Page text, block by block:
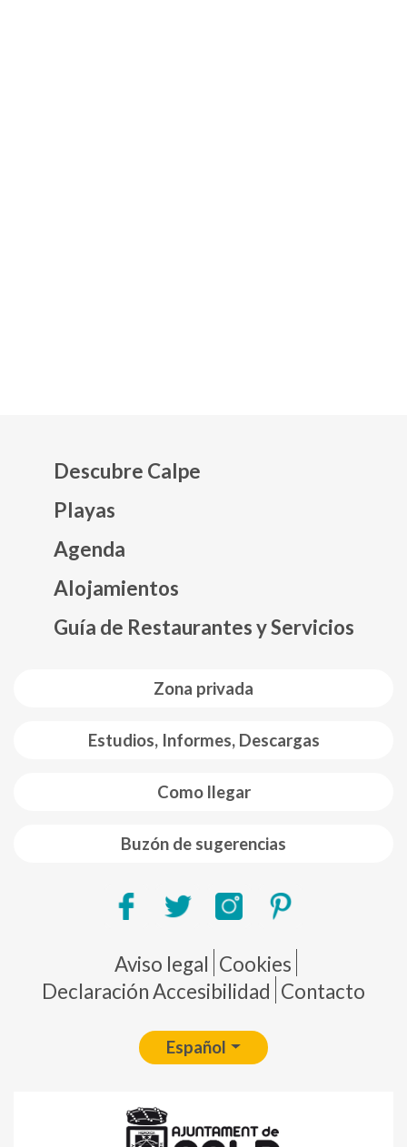
Zona privada
Estudios, Informes, Descargas
Como llegar
Buzón de sugerencias
Descubre Calpe
Playas
Agenda
Alojamientos
Guía de Restaurantes y Servicios
Pie de página
Aviso legal Cookies
Declaración Accesibilidad Contacto
Español